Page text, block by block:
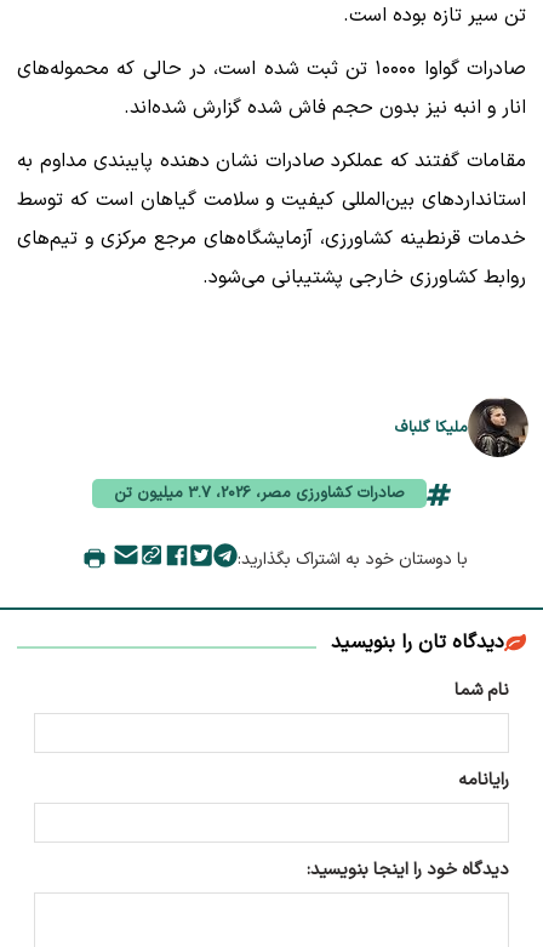
تن سیر تازه بوده است.
صادرات گواوا ۱۰۰۰۰ تن ثبت شده است، در حالی که محموله‌های
انار و انبه نیز بدون حجم فاش شده گزارش شده‌اند.
مقامات گفتند که عملکرد صادرات نشان دهنده پایبندی مداوم به
استانداردهای بین‌المللی کیفیت و سلامت گیاهان است که توسط
خدمات قرنطینه کشاورزی، آزمایشگاه‌های مرجع مرکزی و تیم‌های
روابط کشاورزی خارجی پشتیبانی می‌شود.
ملیکا گلباف
صادرات کشاورزی مصر، 2026، 3.7 میلیون تن
با دوستان خود به اشتراک بگذارید:
دیدگاه تان را بنویسید
نام شما
رایانامه
دیدگاه خود را اینجا بنویسید: